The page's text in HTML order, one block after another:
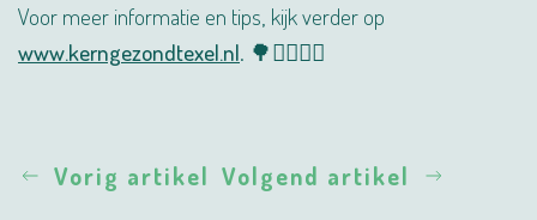
Voor meer informatie en tips, kijk verder op
www.kerngezondtexel.nl. 🌳🚶‍♂️🚴‍♀️
Vorig artikel Volgend artikel